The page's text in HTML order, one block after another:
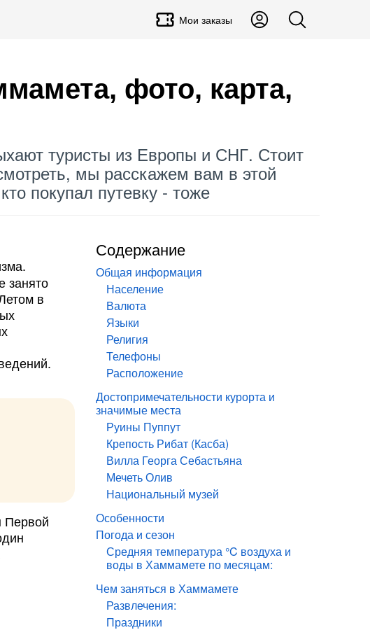
Мои заказы
фото, карта,
туристы из Европы и СНГ. Стоит
мы расскажем вам в этой
покупал путевку - тоже
Содержание
Общая информация
Население
Валюта
Языки
Религия
Телефоны
Расположение
Достопримечательности курорта и
значимые места
Руины Пуппут
Крепость Рибат (Касба)
Вилла Георга Себастьяна
Мечеть Олив
Национальный музей
Особенности
Погода и сезон
Средняя температура °C воздуха и
воды в Хаммамете по месяцам:
Чем заняться в Хаммамете
Развлечения:
Праздники
занято
в
Первой